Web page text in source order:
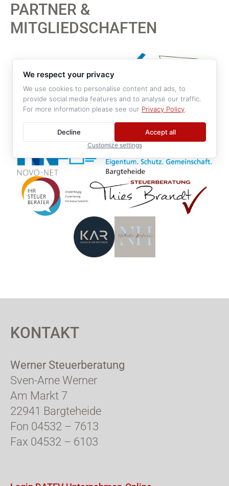
PARTNER &
MITGLIEDSCHAFTEN
KONTAKT
Werner Steuerberatung
Sven-Arne Werner
Am Markt 7
22941 Bargteheide
Fon 04532 – 7613
Fax 04532 – 6103
We respect your privacy
We use cookies to personalise content and ads, to
provide social media features and to analyse our traffic.
For more information please see our Privacy Policy
Accept all
Decline
Customize settings